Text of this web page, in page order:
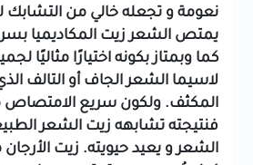
نعومة و تجعله خالي من التشابك
يمتص الشعر زيت المكاديميا
كما وبمتاز بكونه اختيارًا مثاليًا
لاسيما الشعر الجاف أو التالف
المكثف. ولكون سريع
فنتيجته تشابهه زيت الشعر
الشعر و يعيد حيويته. زيت